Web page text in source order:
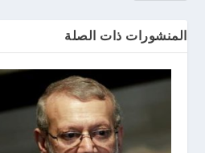
المنشورات ذات الصلة